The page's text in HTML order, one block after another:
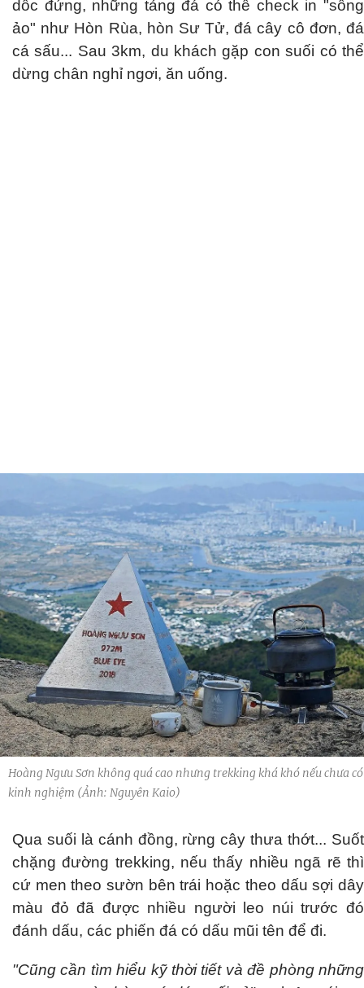
dốc đứng, những tảng đá có thể check in "sống
ảo" như Hòn Rùa, hòn Sư Tử, đá cây cô đơn, đá
cá sấu... Sau 3km, du khách gặp con suối có thể
dừng chân nghỉ ngơi, ăn uống.
Hoàng Ngưu Sơn không quá cao nhưng trekking khá khó nếu chưa có
kinh nghiệm (Ảnh: Nguyên Kaio)
Qua suối là cánh đồng, rừng cây thưa thớt... Suốt
chặng đường trekking, nếu thấy nhiều ngã rẽ thì
cứ men theo sườn bên trái hoặc theo dấu sợi dây
màu đỏ đã được nhiều người leo núi trước đó
đánh dấu, các phiến đá có dấu mũi tên để đi.
"Cũng cần tìm hiểu kỹ thời tiết và đề phòng những